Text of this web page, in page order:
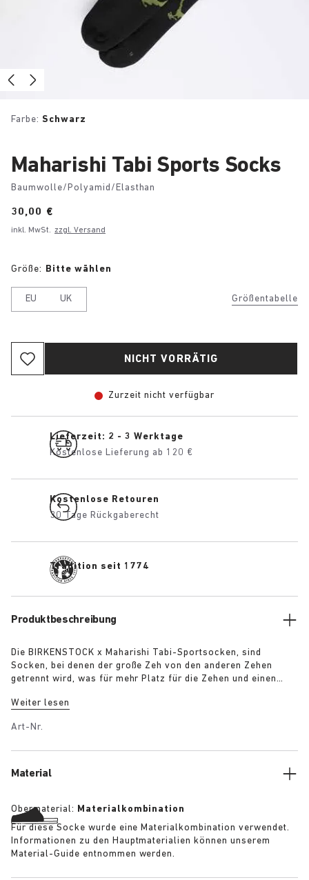
Farbe: Schwarz
Maharishi Tabi Sports Socks
Baumwolle/Polyamid/Elasthan
Price:
30,00 €
inkl. MwSt. zzgl. Versand
Größentabelle
Größe: Bitte wählen
EU UK
NICHT VORRÄTIG
Zurzeit nicht verfügbar
Lieferzeit: 2 - 3 Werktage
Kostenlose Lieferung ab 120 €
Kostenlose Retouren
30 Tage Rückgaberecht
Tradition seit 1774
Produktbeschreibung
Die BIRKENSTOCK x Maharishi Tabi-Sportsocken, sind
Socken, bei denen der große Zeh von den anderen Zehen
getrennt wird, was für mehr Platz für die Zehen und einen
Baumwollmischung und mit auffälligem Drachenmuster sind
Weiter lesen
Art-Nr.
Material
Obermaterial: Materialkombination
Für diese Socke wurde eine Materialkombination verwendet.
Informationen zu den Hauptmaterialien können unserem
Material-Guide entnommen werden.